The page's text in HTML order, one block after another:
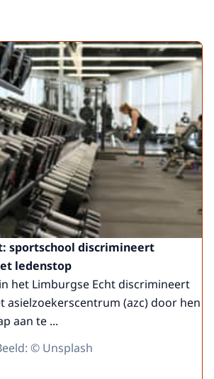
sportschool discrimineert
ledenstop
het Limburgse Echt discrimineert
asielzoekerscentrum (azc) door hen
aan te ...
© Unsplash